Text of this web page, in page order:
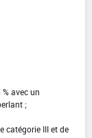
avec un
;
catégorie III et de